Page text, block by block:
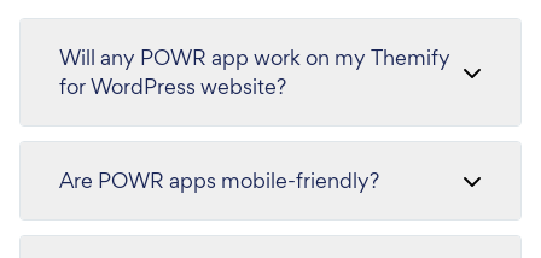
Will any POWR app work on my Themify
for WordPress website?
Are POWR apps mobile-friendly?